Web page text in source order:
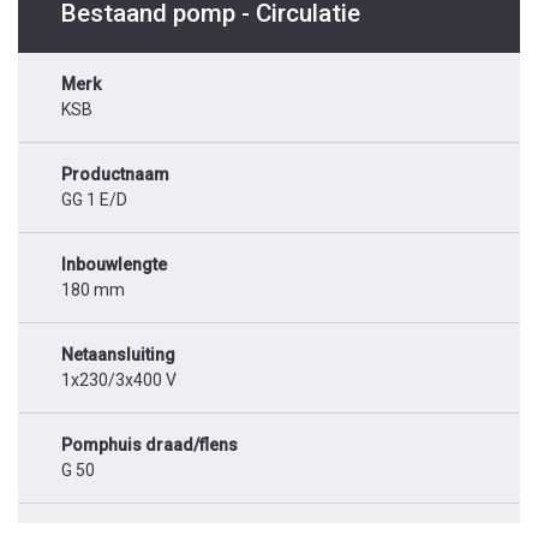
Bestaand pomp - Circulatie
Merk
KSB
Productnaam
GG 1 E/D
Inbouwlengte
180 mm
Netaansluiting
1x230/3x400 V
Pomphuis draad/flens
G 50